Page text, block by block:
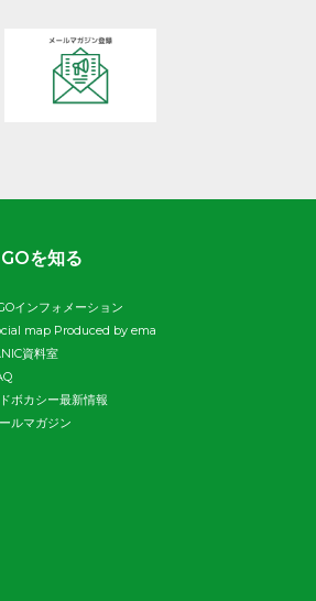
を知る
インフォメーション
map Produced by ema
資料室
ボカシー最新情報
ルマガジン